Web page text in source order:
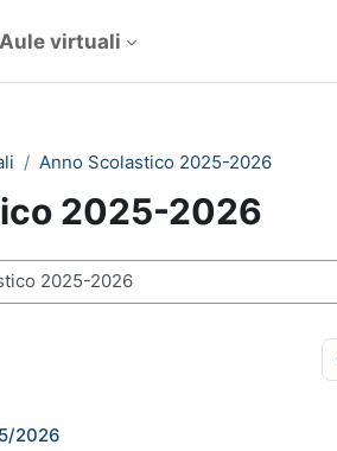
Aule virtuali
Anno Scolastico 2025-2026
2025-2026
2026